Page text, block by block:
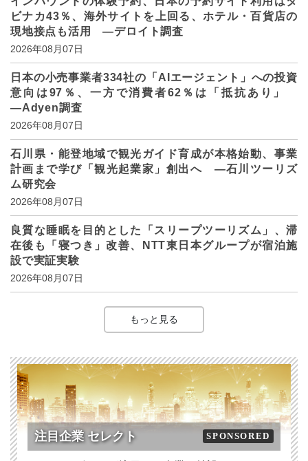
ビナカ43％、海外サイトを上回る、ホテル・百貨店の
現地接点も活用 ―デロイト調査
2026年08月07日
日本の小売事業者334社の「AIエージェント」への投資
意向は97％、一方で消費者62％は「抵抗あり」
―Adyen調査
2026年08月07日
石川県・能登地域で観光ガイド育成が本格始動、事業
計画まで学び「観光起業家」創出へ ―石川ツーリズ
ム研究会
2026年08月07日
良質な睡眠を目的とした「スリープツーリズム」、滞
在後も「寝つき」改善、NTT東日本グループが宿泊施
設で実証実験
2026年08月07日
もっと見る
注目企業 セレクト SPONSORED